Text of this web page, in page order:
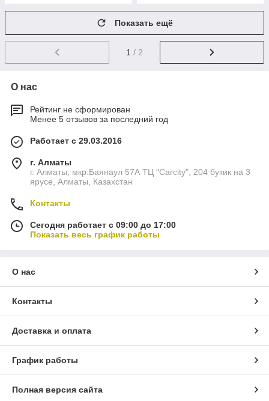
Показать ещё
1 / 2
О нас
Рейтинг не сформирован
Менее 5 отзывов за последний год
Работает с 29.03.2016
г. Алматы
г. Алматы, мкр.Баянаул 57А ТЦ "Carcity", 204 бутик на 3
ярусе, Алматы, Казахстан
Контакты
Сегодня работает с 09:00 до 17:00
Показать весь график работы
О нас
Контакты
Доставка и оплата
График работы
Полная версия сайта